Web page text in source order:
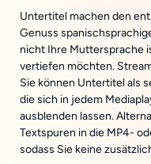
Untertitel machen den
Genuss
nicht Ihre Muttersprache
vertiefen möchten.
Sie können Untertitel als
die sich in jedem
ausblenden lassen.
Textspuren in die MP4-
sodass Sie keine